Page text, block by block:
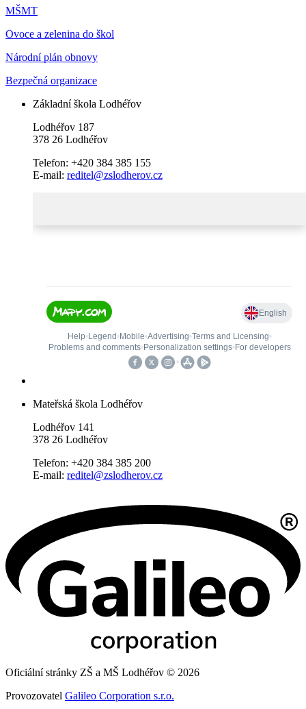
MŠMT
Ovoce a zelenina do škol
Národní plán obnovy
Bezpečná organizace
Základní škola Lodhéřov
Lodhéřov 187
378 26 Lodhéřov
Telefon: +420 384 385 155
E-mail: reditel@zslodherov.cz
Mateřská škola Lodhéřov
Lodhéřov 141
378 26 Lodhéřov
Telefon: +420 384 385 200
E-mail: reditel@zslodherov.cz
Oficiální stránky ZŠ a MŠ Lodhéřov © 2026
Provozovatel Galileo Corporation s.r.o.